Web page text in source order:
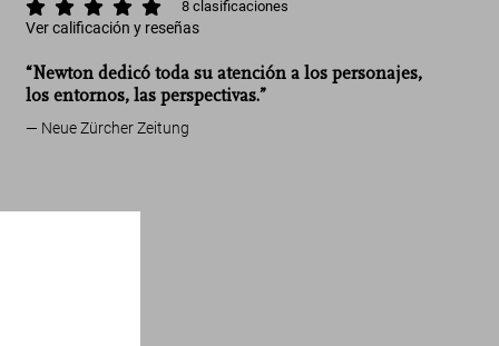
8 clasificaciones
Ver calificación y reseñas
“Newton dedicó toda su atención a los personajes,
los entornos, las perspectivas.”
Neue Zürcher Zeitung